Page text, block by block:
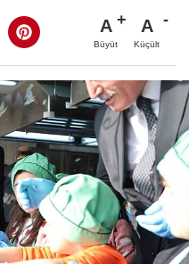
A
Büyüt
A
Küçült